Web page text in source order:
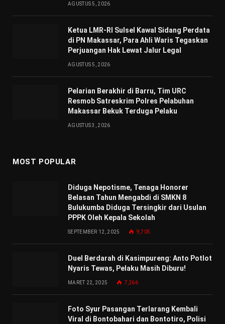
AGUSTUS 5, 2026
Ketua LMR-RI Sulsel Kawal Sidang Perdata
di PN Makassar, Para Ahli Waris Tegaskan
Perjuangan Hak Lewat Jalur Legal
AGUSTUS 5, 2026
Pelarian Berakhir di Barru, Tim URC
Resmob Satreskrim Polres Pelabuhan
Makassar Bekuk Terduga Pelaku
AGUSTUS 3, 2026
MOST POPULAR
Diduga Nepotisme, Tenaga Honorer
Belasan Tahun Mengabdi di SMKN 8
Bulukumba Diduga Tersingkir dari Usulan
PPPK Oleh Kepala Sekolah
SEPTEMBER 12, 2025 9,705
Duel Berdarah di Kasimpureng: Anto Potlot
Nyaris Tewas, Pelaku Masih Diburu!
MARET 22, 2025 7,266
Foto Syur Pasangan Terlarang Kembali
Viral di Bontobahari dan Bontotiro, Polisi